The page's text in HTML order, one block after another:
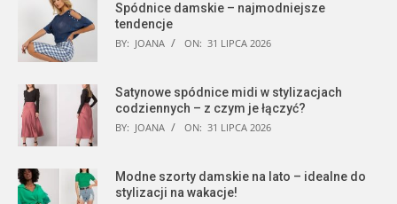
Spódnice damskie – najmodniejsze
tendencje
BY: JOANA ON: 31 LIPCA 2026
Satynowe spódnice midi w stylizacjach
codziennych – z czym je łączyć?
BY: JOANA ON: 31 LIPCA 2026
Modne szorty damskie na lato – idealne do
stylizacji na wakacje!